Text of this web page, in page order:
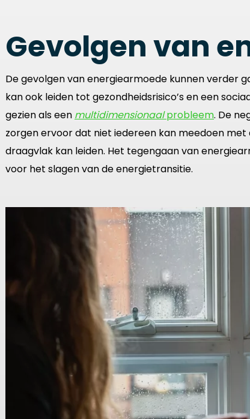
Gevolgen van
De gevolgen van energiearmoede kunnen verder
kan ook leiden tot gezondheidsrisico’s en een
gezien als een multidimensionaalprobleem. De
zorgen ervoor dat niet iedereen kan meedoen
draagvlak kan leiden. Het tegengaan van
voor het slagen van de energietransitie.